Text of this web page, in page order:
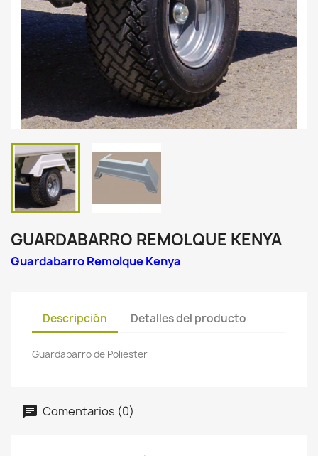
GUARDABARRO REMOLQUE KENYA
Guardabarro Remolque Kenya
Descripción Detalles del producto
Guardabarro de Poliester
Comentarios (0)